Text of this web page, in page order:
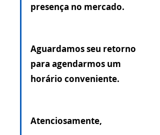
presença no mercado.
Aguardamos seu retorno
para agendarmos um
horário conveniente.
Atenciosamente,